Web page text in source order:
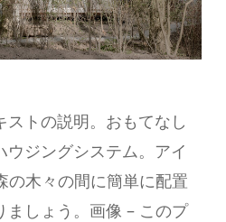
トの説明。おもてなし
ジングシステム。アイ
の木々の間に簡単に配置
ましょう。画像 – このプ